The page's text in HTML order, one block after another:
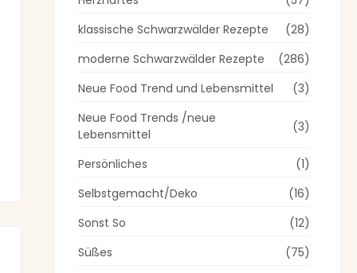
klassische Schwarzwälder Rezepte
(28)
moderne Schwarzwälder Rezepte
(286)
Neue Food Trend und Lebensmittel
(3)
Neue Food Trends /neue
Lebensmittel
(3)
Persönliches
(1)
Selbstgemacht/Deko
(16)
Sonst So
(12)
Süßes
(75)